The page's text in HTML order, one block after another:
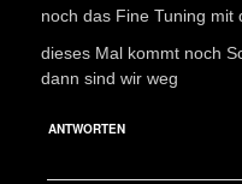
noch das Fine Tuning mit
dieses Mal kommt noch
dann sind wir weg
ANTWORTEN